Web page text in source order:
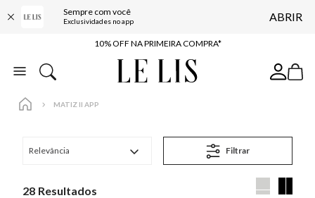
Sempre com você
Exclusividades no app ABRIR
BAIXE O APP
10% OFF NA PRIMEIRA COMPRA*
COMPRE ONLINE E RETIRE EM LOJA*
BAIXE O APP
10% OFF NA PRIMEIRA COMPRA*
MATIZ II APP
Relevância Filtrar
28